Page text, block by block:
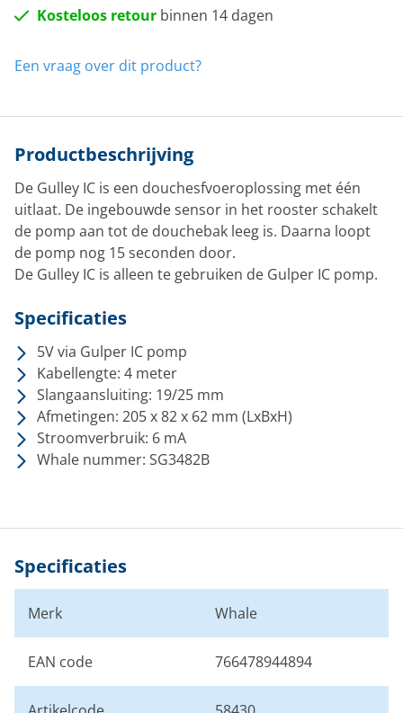
Kosteloos retour binnen 14 dagen
Een vraag over dit product?
Productbeschrijving
De Gulley IC is een douchesfvoeroplossing met één
uitlaat. De ingebouwde sensor in het rooster schakelt
de pomp aan tot de douchebak leeg is. Daarna loopt
de pomp nog 15 seconden door.
De Gulley IC is alleen te gebruiken de Gulper IC pomp.
Specificaties
5V via Gulper IC pomp
Kabellengte: 4 meter
Slangaansluiting: 19/25 mm
Afmetingen: 205 x 82 x 62 mm (LxBxH)
Stroomverbruik: 6 mA
Whale nummer: SG3482B
Specificaties
Merk Whale
EAN code 766478944894